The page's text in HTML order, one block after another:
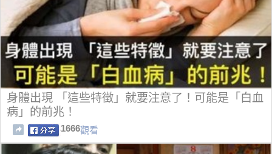
身體出現 「這些特徵」就要注意了！可能是「白血
病」的前兆！
1666觀看